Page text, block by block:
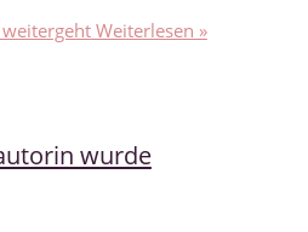
Weiterlesen »
wurde